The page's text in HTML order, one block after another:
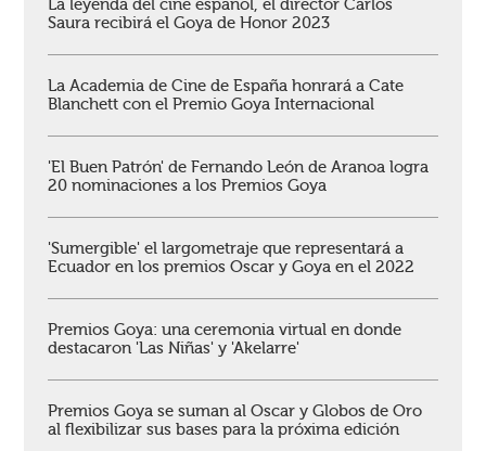
La leyenda del cine español, el director Carlos
Saura recibirá el Goya de Honor 2023
La Academia de Cine de España honrará a Cate
Blanchett con el Premio Goya Internacional
'El Buen Patrón' de Fernando León de Aranoa logra
20 nominaciones a los Premios Goya
'Sumergible' el largometraje que representará a
Ecuador en los premios Oscar y Goya en el 2022
Premios Goya: una ceremonia virtual en donde
destacaron 'Las Niñas' y 'Akelarre'
Premios Goya se suman al Oscar y Globos de Oro
al flexibilizar sus bases para la próxima edición